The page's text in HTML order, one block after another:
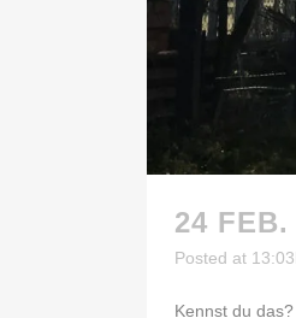
24 FEB.
Posted at
Kennst du